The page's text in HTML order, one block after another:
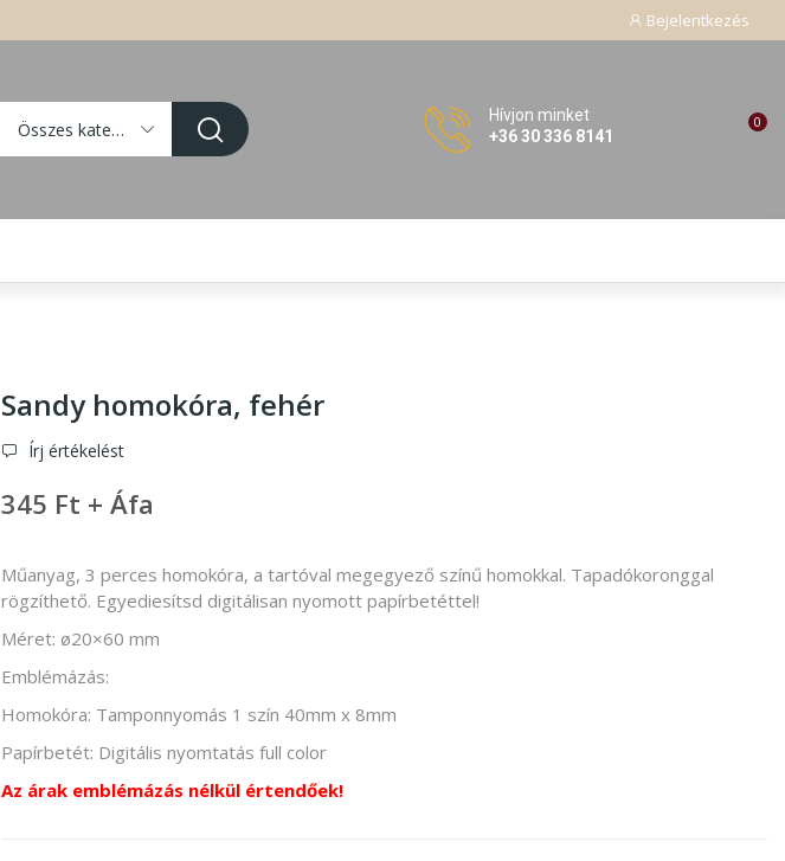
Bejelentkezés
Összes kategória
Hívjon minket
+36 30 336 8141
0
Sandy homokóra, fehér
Írj értékelést
345 Ft + Áfa
Műanyag, 3 perces homokóra, a tartóval megegyező színű homokkal. Tapadókoronggal
rögzíthető. Egyediesítsd digitálisan nyomott papírbetéttel!
Méret: ø20×60 mm
Emblémázás:
Homokóra: Tamponnyomás 1 szín 40mm x 8mm
Papírbetét: Digitális nyomtatás full color
Az árak emblémázás nélkül értendőek!